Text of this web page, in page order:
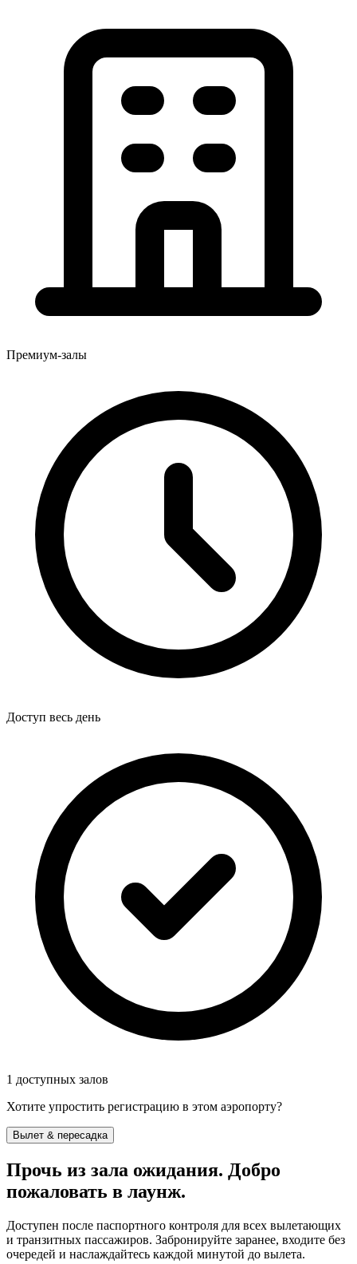
Премиум-залы
Доступ весь день
1 доступных залов
Хотите упростить регистрацию в этом аэропорту?
Вылет & пересадка
Прочь из зала ожидания. Добро
пожаловать в лаунж.
Доступен после паспортного контроля для всех вылетающих
и транзитных пассажиров. Забронируйте заранее, входите без
очередей и наслаждайтесь каждой минутой до вылета.